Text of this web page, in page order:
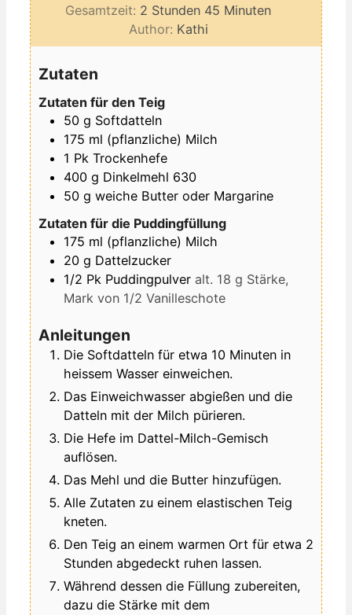
Gesamtzeit: 2 Stunden
Stunden 45 Minuten
Minuten
Author: Kathi
Zutaten
Zutaten für den Teig
50 g Softdatteln
175 ml (pflanzliche) Milch
1 Pk Trockenhefe
400 g Dinkelmehl 630
50 g weiche Butter oder Margarine
Zutaten für die Puddingfüllung
175 ml (pflanzliche) Milch
20 g Dattelzucker
1/2 Pk Puddingpulver alt. 18 g Stärke,
Mark von 1/2 Vanilleschote
Anleitungen
Die Softdatteln für etwa 10 Minuten in
heissem Wasser einweichen.
Das Einweichwasser abgießen und die
Datteln mit der Milch pürieren.
Die Hefe im Dattel-Milch-Gemisch
auflösen.
Das Mehl und die Butter hinzufügen.
Alle Zutaten zu einem elastischen Teig
kneten.
Den Teig an einem warmen Ort für etwa 2
Stunden abgedeckt ruhen lassen.
Während dessen die Füllung zubereiten,
dazu die Stärke mit dem